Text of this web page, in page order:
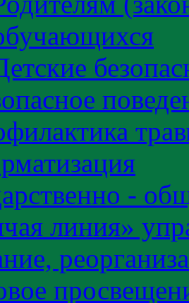
-
линия»